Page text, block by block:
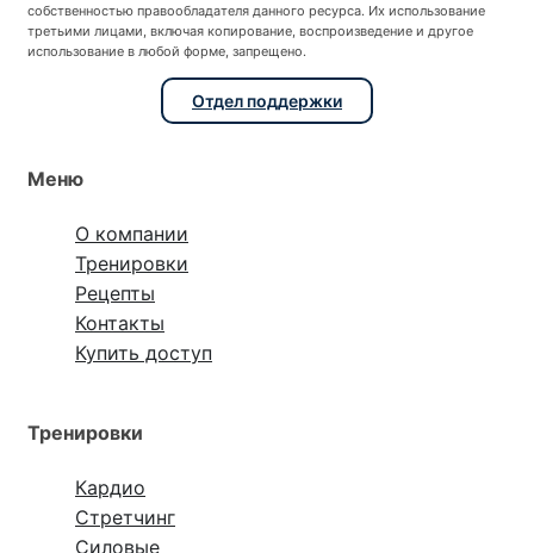
собственностью правообладателя данного ресурса. Их использование
третьими лицами, включая копирование, воспроизведение и другое
использование в любой форме, запрещено.
Отдел поддержки
Меню
О компании
Тренировки
Рецепты
Контакты
Купить доступ
Тренировки
Кардио
Стретчинг
Силовые